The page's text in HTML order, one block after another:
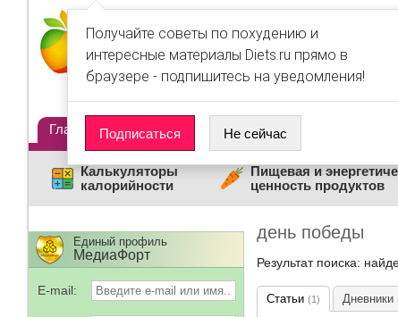
Главная Диеты Статьи Дневники
Калькуляторы
калорийности
Пищевая и
ценность продуктов
день победы
Результат поиска:
Статьи (1) Дневники
Единый профиль
МедиаФорт
E-mail:
Получайте советы по похудению и
интересные материалы Diets.ru прямо в
браузере - подпишитесь на уведомления!
Подписаться Не сейчас